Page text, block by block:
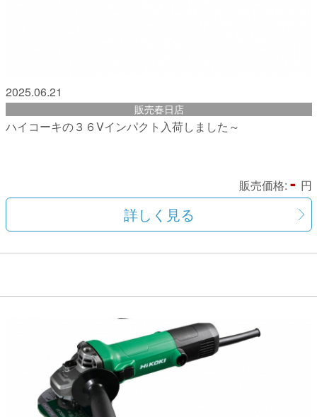
2025.06.21
販売春日店
ハイコーキの３６Vインパクト入荷しました～
販売価格: - 円
詳しく見る